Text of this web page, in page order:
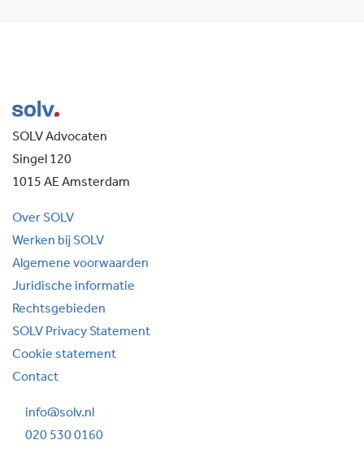
SOLV Advocaten
Singel 120
1015 AE Amsterdam
Over SOLV
Werken bij SOLV
Algemene voorwaarden
Juridische informatie
Rechtsgebieden
SOLV Privacy Statement
Cookie statement
Contact
info@solv.nl
020 530 0160